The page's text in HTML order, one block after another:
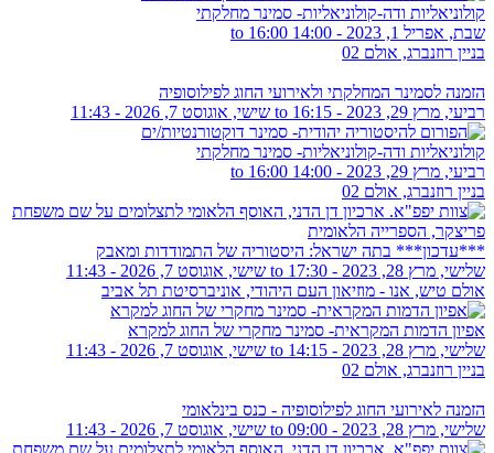
קולוניאליות ודה-קולוניאליות- סמינר מחלקתי
שבת, אפריל 1, 2023 -
14:00
16:00
בניין רוזנברג, אולם 02
הזמנה לסמינר המחלקתי ולאירועי החוג לפילוסופיה
רביעי, מרץ 29, 2023 - 16:15
שישי, אוגוסט 7, 2026 - 11:43
קולוניאליות ודה-קולוניאליות- סמינר מחלקתי
רביעי, מרץ 29, 2023 -
14:00
16:00
בניין רוזנברג, אולם 02
***עדכון*** בתה ישראל: היסטוריה של התמודדות ומאבק
שלישי, מרץ 28, 2023 - 17:30
שישי, אוגוסט 7, 2026 - 11:43
אולם טיש, אנו - מוזיאון העם היהודי, אוניברסיטת תל אביב
אפיון הדמות המקראית- סמינר מחקרי של החוג למקרא
שלישי, מרץ 28, 2023 - 14:15
שישי, אוגוסט 7, 2026 - 11:43
בניין רוזנברג, אולם 02
הזמנה לאירועי החוג לפילוסופיה - כנס בינלאומי
שלישי, מרץ 28, 2023 - 09:00
שישי, אוגוסט 7, 2026 - 11:43